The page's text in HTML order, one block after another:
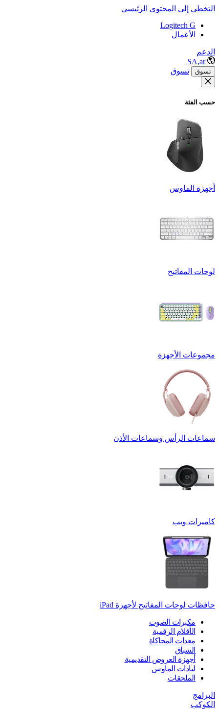
التخطي إلى المحتوى الرئيسي
Logitech G
الأعمال
الدعم
SA,ar
تسوق تسوق
حسب الفئة
أجهزة الماوس
لوحات المفاتيح
مجموعات الأجهزة
سماعات الرأس وسماعات الأذن
كاميرات ويب
حافظات لوحات المفاتيح لأجهزة ‏iPad
مكبرات الصوت
الأقلام الرقمية
معدات المحاكاة
السباق
أجهزة العروض التقديمية
لبادات الماوس
الملحقات
البرامج
الكوكب